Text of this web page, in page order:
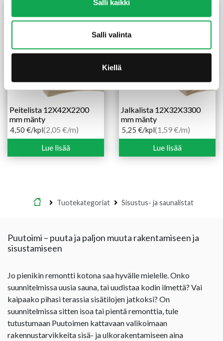
Salli kaikki
Salli valinta
Kiellä
Peitelista 12X42X2200
mm mänty
4,50 €/kpl(2,05 €/m)
Lue lisää
Jalkalista 12X32X3300
mm mänty
5,25 €/kpl(1,59 €/m)
Lue lisää
Etusivu
Tuotekategoriat Sisustus- ja saunalistat
Puutoimi – puuta ja paljon muuta rakentamiseen ja
sisustamiseen
Jo pienikin remontti kotona saa hyvälle mielelle. Onko
suunnitelmissa uusia sauna, tai uudistaa kodin ilmettä? Vai
kaipaako pihasi terassia sisätilojen jatkoksi? On
suunnitelmissa sitten isoa tai pientä remonttia, tule
tutustumaan Puutoimen kattavaan valikoimaan
rakennustarvikkeita sisä- ja ulkorakentamiseen aina